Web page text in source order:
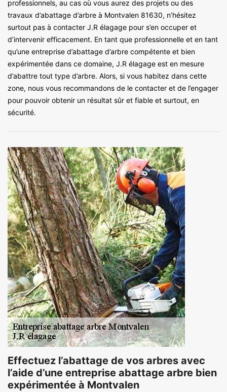
professionnels, au cas où vous aurez des projets ou des
travaux d’abattage d’arbre à Montvalen 81630, n’hésitez
surtout pas à contacter J.R élagage pour s’en occuper et
d’intervenir efficacement. En tant que professionnelle et en tant
qu’une entreprise d’abattage d’arbre compétente et bien
expérimentée dans ce domaine, J.R élagage est en mesure
d’abattre tout type d’arbre. Alors, si vous habitez dans cette
zone, nous vous recommandons de le contacter et de l’engager
pour pouvoir obtenir un résultat sûr et fiable et surtout, en
sécurité.
Effectuez l’abattage de vos arbres avec
l’aide d’une entreprise abattage arbre bien
expérimentée à Montvalen